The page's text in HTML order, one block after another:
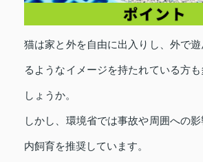
猫は家と外を自由に出入りし、外で遊
るようなイメージを持たれている方
しょうか。
しかし、環境省では事故や周囲への
内飼育を推奨しています。